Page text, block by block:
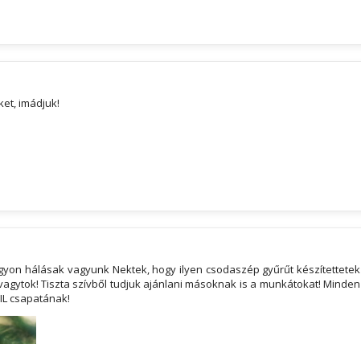
imádjuk!
hálásak vagyunk Nektek, hogy ilyen csodaszép gyűrűt készítettetek
Tiszta szívből tudjuk ajánlani másoknak is a munkátokat! Minden
csapatának!